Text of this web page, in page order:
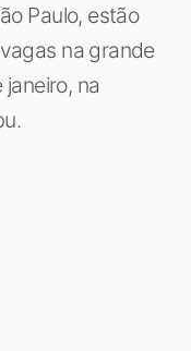
Paulo, estão
na grande
na